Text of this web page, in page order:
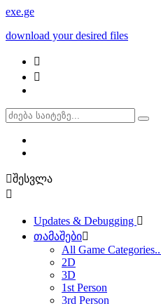
exe.ge
download your desired files
შესვლა
Updates & Debugging
თამაშები
All Game
2D
3D
1st Person
3rd Person